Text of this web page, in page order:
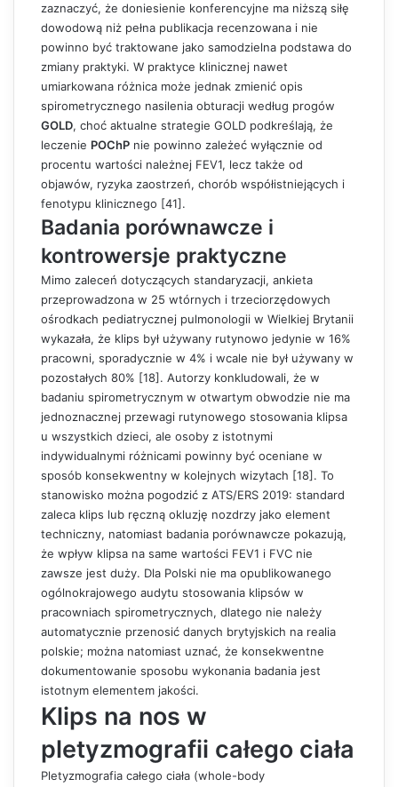
zaznaczyć, że doniesienie konferencyjne ma niższą siłę
dowodową niż pełna publikacja recenzowana i nie
powinno być traktowane jako samodzielna podstawa do
zmiany praktyki. W praktyce klinicznej nawet
umiarkowana różnica może jednak zmienić opis
spirometrycznego nasilenia obturacji według progów
GOLD, choć aktualne strategie GOLD podkreślają, że
leczenie POChP nie powinno zależeć wyłącznie od
procentu wartości należnej FEV1, lecz także od
objawów, ryzyka zaostrzeń, chorób współistniejących i
fenotypu klinicznego [41].
Badania porównawcze i
kontrowersje praktyczne
Mimo zaleceń dotyczących standaryzacji, ankieta
przeprowadzona w 25 wtórnych i trzeciorzędowych
ośrodkach pediatrycznej pulmonologii w Wielkiej Brytanii
wykazała, że klips był używany rutynowo jedynie w 16%
pracowni, sporadycznie w 4% i wcale nie był używany w
pozostałych 80% [18]. Autorzy konkludowali, że w
badaniu spirometrycznym w otwartym obwodzie nie ma
jednoznacznej przewagi rutynowego stosowania klipsa
u wszystkich dzieci, ale osoby z istotnymi
indywidualnymi różnicami powinny być oceniane w
sposób konsekwentny w kolejnych wizytach [18]. To
stanowisko można pogodzić z ATS/ERS 2019: standard
zaleca klips lub ręczną okluzję nozdrzy jako element
techniczny, natomiast badania porównawcze pokazują,
że wpływ klipsa na same wartości FEV1 i FVC nie
zawsze jest duży. Dla Polski nie ma opublikowanego
ogólnokrajowego audytu stosowania klipsów w
pracowniach spirometrycznych, dlatego nie należy
automatycznie przenosić danych brytyjskich na realia
polskie; można natomiast uznać, że konsekwentne
dokumentowanie sposobu wykonania badania jest
istotnym elementem jakości.
Klips na nos w
pletyzmografii całego ciała
Pletyzmografia całego ciała (whole-body